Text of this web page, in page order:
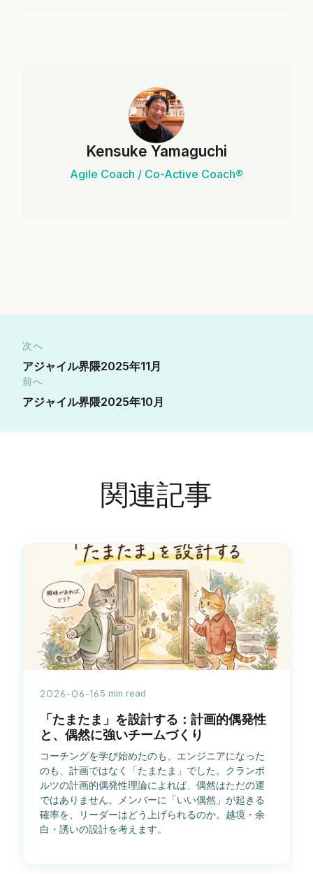
Kensuke Yamaguchi
Agile Coach / Co-Active Coach®
次へ
アジャイル界隈2025年11月
前へ
アジャイル界隈2025年10月
関連記事
2026-06-16 5 min read
「たまたま」を設計する：計画的偶発性
と、偶然に強いチームづくり
コーチングを学び始めたのも、エンジニアになった
のも、計画ではなく「たまたま」でした。クランボ
ルツの計画的偶発性理論によれば、偶然はただの運
ではありません。メンバーに「いい偶然」が起きる
確率を、リーダーはどう上げられるのか。越境・余
白・誘いの設計を考えます。